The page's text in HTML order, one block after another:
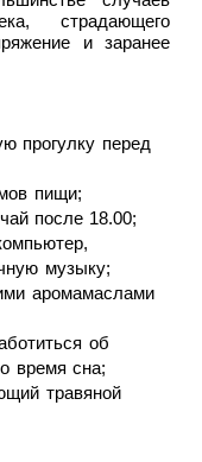
страдающего
и заранее
прогулку перед
пищи;
после 18.00;
музыку;
аромамаслами
об
время сна;
травяной